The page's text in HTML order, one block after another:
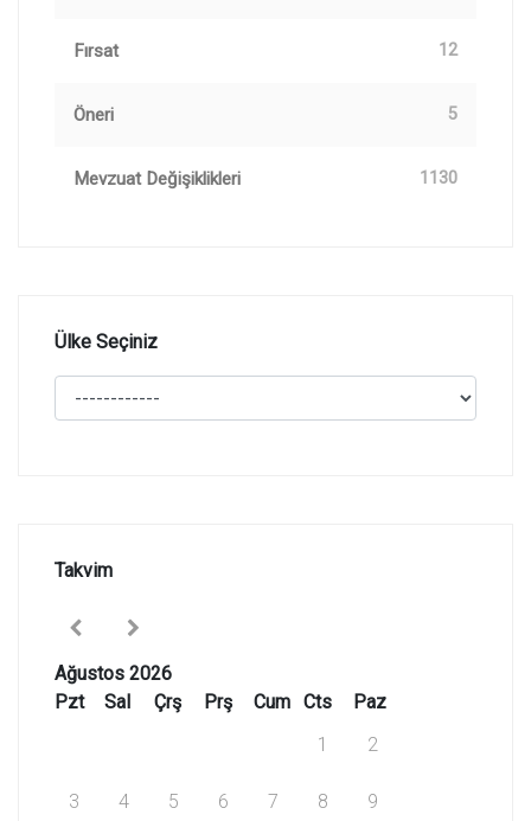
Fırsat 12
Öneri 5
Mevzuat Değişiklikleri 1130
Ülke Seçiniz
Takvim
Ağustos 2026
Pzt
Sal Çrş Prş Cum Cts
Paz
1
2
3 4 5 6 7 8 9